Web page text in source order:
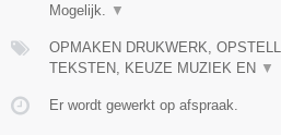
Mogelijk.
▼
OPMAKEN DRUKWERK,
TEKSTEN, KEUZE MUZIEK EN ▼
Er wordt gewerkt op afspraak.